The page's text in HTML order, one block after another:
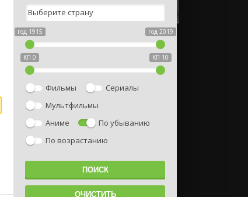
год 1915 год 2019
КП 0 КП 10
Фильмы
Сериалы
Мультфильмы
Аниме
По убыванию
По возрастанию